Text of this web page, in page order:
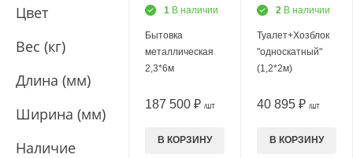
Цвет
Вес (кг)
Длина (мм)
Ширина (мм)
Наличие
1 В наличии
Бытовка
металлическая
2,3*6м
187 500 ₽ /ШТ
В КОРЗИНУ
2 В наличии
Туалет+Хозблок
"односкатный"
(1,2*2м)
40 895 ₽ /ШТ
В КОРЗИНУ